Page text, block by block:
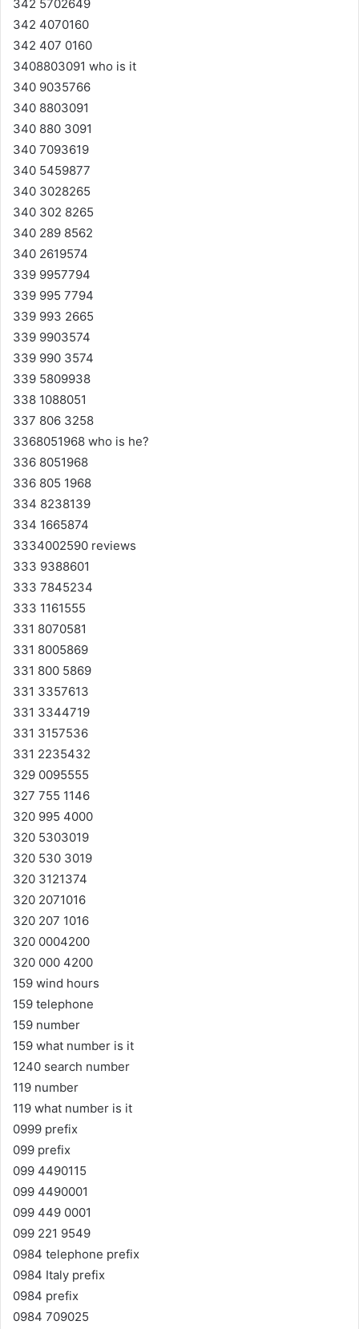
342 5702649
342 4070160
342 407 0160
3408803091 who is it
340 9035766
340 8803091
340 880 3091
340 7093619
340 5459877
340 3028265
340 302 8265
340 289 8562
340 2619574
339 9957794
339 995 7794
339 993 2665
339 9903574
339 990 3574
339 5809938
338 1088051
337 806 3258
3368051968 who is he?
336 8051968
336 805 1968
334 8238139
334 1665874
3334002590 reviews
333 9388601
333 7845234
333 1161555
331 8070581
331 8005869
331 800 5869
331 3357613
331 3344719
331 3157536
331 2235432
329 0095555
327 755 1146
320 995 4000
320 5303019
320 530 3019
320 3121374
320 2071016
320 207 1016
320 0004200
320 000 4200
159 wind hours
159 telephone
159 number
159 what number is it
1240 search number
119 number
119 what number is it
0999 prefix
099 prefix
099 4490115
099 4490001
099 449 0001
099 221 9549
0984 telephone prefix
0984 Italy prefix
0984 prefix
0984 709025